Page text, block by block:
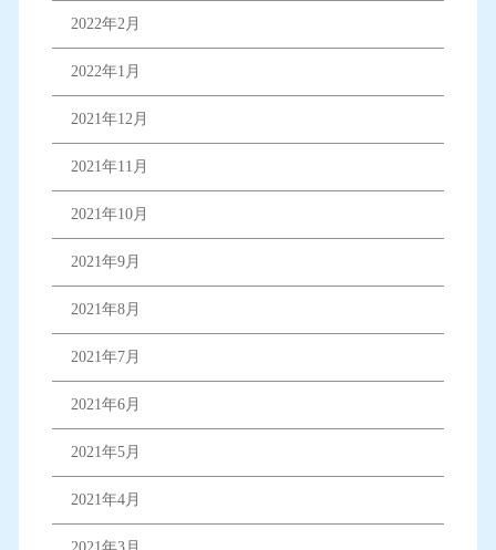
2022年2月
2022年1月
2021年12月
2021年11月
2021年10月
2021年9月
2021年8月
2021年7月
2021年6月
2021年5月
2021年4月